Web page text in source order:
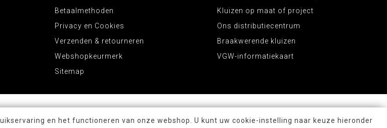
Betaalmethoden
Privacy en Cookies
Verzenden & retourneren
Webshopkeurmerk
Sitemap
Kluizen op maat of project
Ons distributiecentrum
Braakwerende kluizen
VGW-informatiekaart
en het functioneren van onze webshop. U kunt uw cookie-instelling naar keuze hieronder